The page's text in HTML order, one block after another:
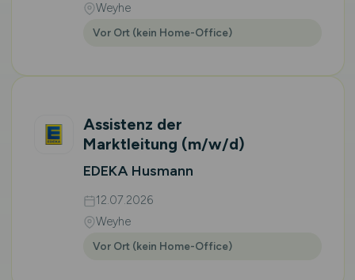
Weyhe
Vor Ort (kein Home-Office)
Assistenz der
Marktleitung (m/w/d)
EDEKA Husmann
12.07.2026
Weyhe
Vor Ort (kein Home-Office)